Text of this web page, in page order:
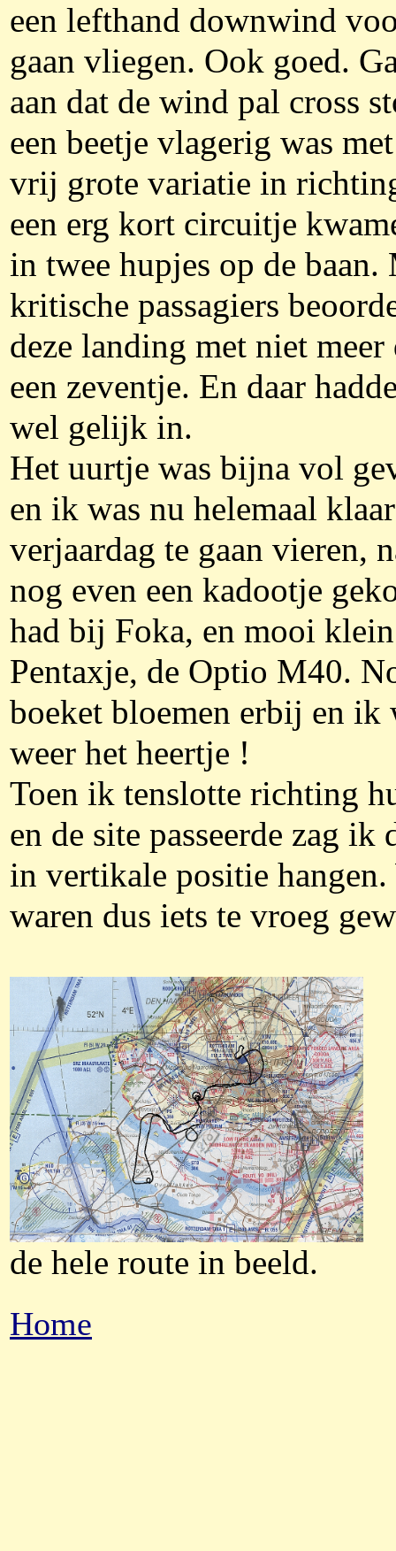
een lefthand downwind
gaan vliegen. Ook goed.
aan dat de wind pal cross
een beetje vlagerig was
vrij grote variatie in
een erg kort circuitje
in twee hupjes op de
kritische passagiers
deze landing met niet meer
een zeventje. En daar
wel gelijk in.
Het uurtje was bijna vol
en ik was nu helemaal
verjaardag te gaan vieren,
nog even een kadootje
had bij Foka, en mooi klein
Pentaxje, de Optio M40.
boeket bloemen erbij en ik
weer het heertje !
Toen ik tenslotte richting
en de site passeerde zag ik
in vertikale positie hangen.
waren dus iets te vroeg
de hele route in beeld.
Home